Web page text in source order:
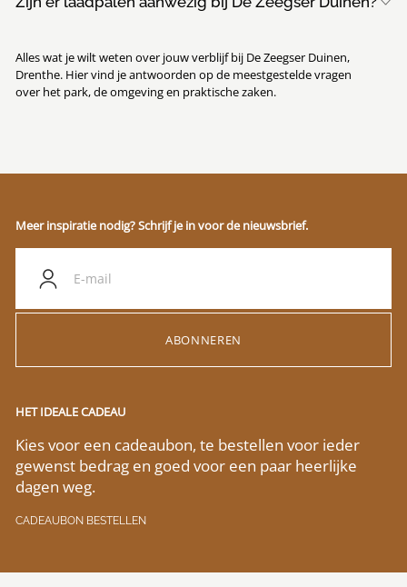
Alles wat je wilt weten over jouw verblijf bij De Zeegser Duinen,
Drenthe. Hier vind je antwoorden op de meestgestelde vragen
over het park, de omgeving en praktische zaken.
Meer inspiratie nodig? Schrijf je in voor de nieuwsbrief.
ABONNEREN
HET IDEALE CADEAU
Kies voor een cadeaubon, te bestellen voor ieder
gewenst bedrag en goed voor een paar heerlijke
dagen weg.
CADEAUBON BESTELLEN